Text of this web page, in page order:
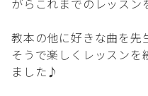
がらこれまでのレッスン
教本の他に好きな曲を先
そうで楽しくレッスンを
ました♪